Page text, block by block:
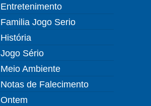
Entretenimento
Familia Jogo Serio
História
Jogo Sério
Meio Ambiente
Notas de Falecimento
Ontem